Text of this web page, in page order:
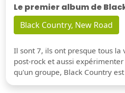
Le premier album de
Black Country, New Road
Il sont 7, ils ont presque tous
post-rock et aussi
qu'un groupe, Black Country